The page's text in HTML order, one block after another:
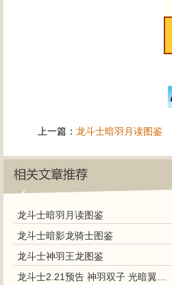
上一篇： 龙斗士暗羽月读图鉴
龙斗士暗羽月读图鉴
龙斗士暗影龙骑士图鉴
龙斗士神羽王龙图鉴
龙斗士2.21预告 神羽双子 光暗翼全新进化